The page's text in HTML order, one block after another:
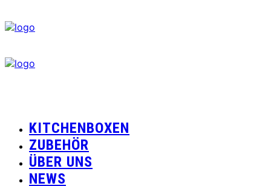
KITCHENBOXEN
ZUBEHÖR
ÜBER UNS
NEWS